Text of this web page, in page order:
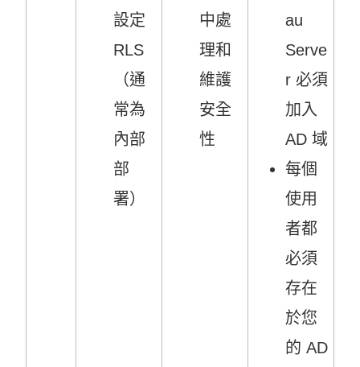
設定
RLS
（通
常為
內部
部
署）
中處
理和
維護
安全
性
au
Serve
r 必須
加入
AD 域
每個
使用
者都
必須
存在
於您
的 AD